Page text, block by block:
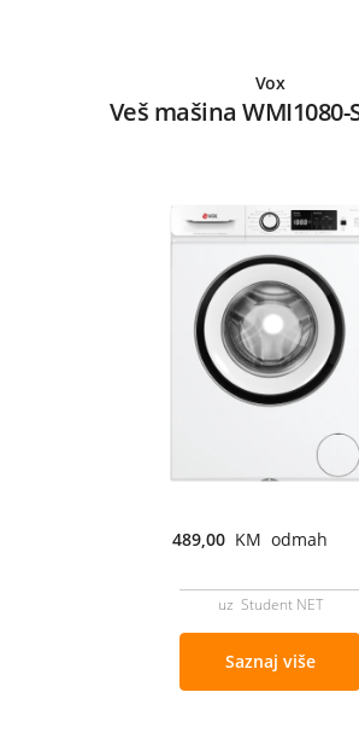
Vox
Veš mašina WMI1080-
489,00 KM odmah
uz Student NET
Saznaj više